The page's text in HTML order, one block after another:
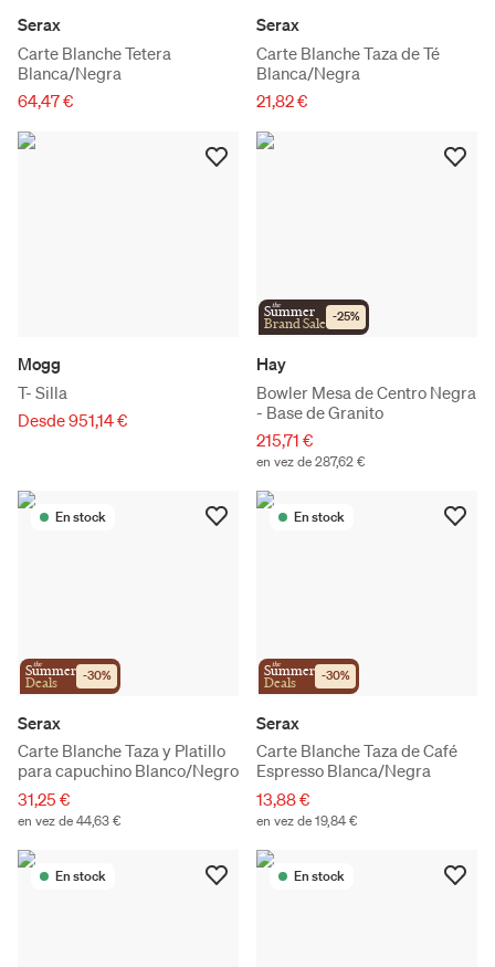
Serax
Carte Blanche Tetera
Blanca/Negra
64,47 €
Serax
Carte Blanche Taza de Té
Blanca/Negra
21,82 €
Mogg
T- Silla
Desde 951,14 €
the
Summer
Brand Sale -25%
Hay
Bowler Mesa de Centro Negra
- Base de Granito
215,71 €
en vez de 287,62 €
En stock
the
Summer
Deals -30%
Serax
Carte Blanche Taza y Platillo
para capuchino Blanco/Negro
31,25 €
en vez de 44,63 €
En stock
the
Summer
Deals -30%
Serax
Carte Blanche Taza de Café
Espresso Blanca/Negra
13,88 €
en vez de 19,84 €
En stock En stock